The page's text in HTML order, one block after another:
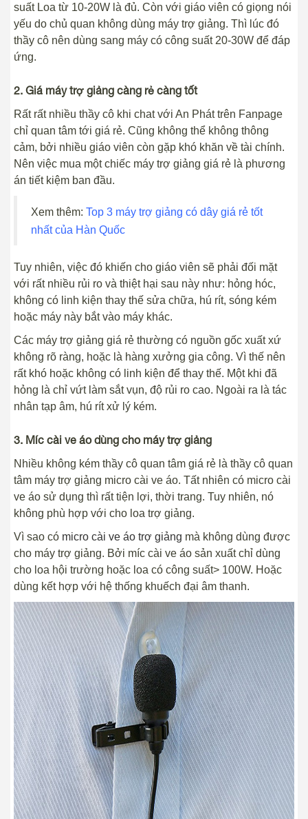
suất Loa từ 10-20W là đủ. Còn với giáo viên có giọng nói
yếu do chủ quan không dùng máy trợ giảng. Thì lúc đó
thầy cô nên dùng sang máy có công suất 20-30W để đáp
ứng.
2. Giá máy trợ giảng càng rẻ càng tốt
Rất rất nhiều thầy cô khi chat với An Phát trên Fanpage
chỉ quan tâm tới giá rẻ. Cũng không thể không thông
cảm, bởi nhiều giáo viên còn gặp khó khăn về tài chính.
Nên việc mua một chiếc máy trợ giảng giá rẻ là phương
án tiết kiệm ban đầu.
Xem thêm: Top 3 máy trợ giảng có dây giá rẻ tốt
nhất của Hàn Quốc
Tuy nhiên, việc đó khiến cho giáo viên sẽ phải đối mặt
với rất nhiều rủi ro và thiệt hại sau này như: hỏng hóc,
không có linh kiện thay thế sửa chữa, hú rít, sóng kém
hoặc máy này bắt vào máy khác.
Các máy trợ giảng giá rẻ thường có nguồn gốc xuất xứ
không rõ ràng, hoặc là hàng xưởng gia công. Vì thế nên
rất khó hoặc không có linh kiện để thay thế. Một khi đã
hỏng là chỉ vứt làm sắt vụn, độ rủi ro cao. Ngoài ra là tác
nhân tạp âm, hú rít xử lý kém.
3. Míc cài ve áo dùng cho máy trợ giảng
Nhiều không kém thầy cô quan tâm giá rẻ là thầy cô quan
tâm máy trợ giảng micro cài ve áo. Tất nhiên có micro cài
ve áo sử dụng thì rất tiện lợi, thời trang. Tuy nhiên, nó
không phù hợp với cho loa trợ giảng.
Vì sao có micro cài ve áo trợ giảng mà không dùng được
cho máy trợ giảng. Bởi míc cài ve áo sản xuất chỉ dùng
cho loa hội trường hoặc loa có công suất> 100W. Hoặc
dùng kết hợp với hệ thống khuếch đại âm thanh.